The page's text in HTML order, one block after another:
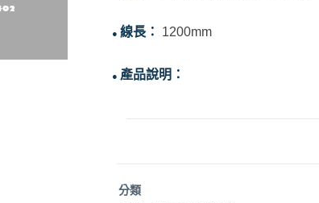
● 線長： 1200mm
● 產品說明：
分類